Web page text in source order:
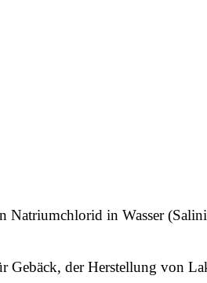
Natriumchlorid in Wasser
der Herstellung von